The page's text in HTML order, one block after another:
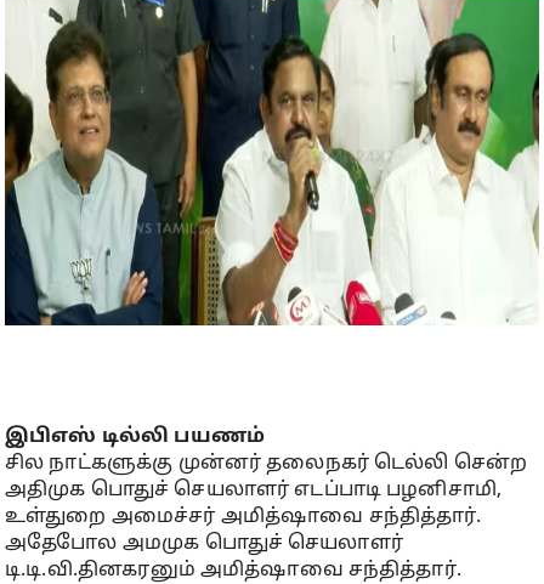
இபிஎஸ் டில்லி பயணம்
சில நாட்களுக்கு முன்னர் தலைநகர் டெல்லி சென்ற
அதிமுக பொதுச் செயலாளர் எடப்பாடி பழனிசாமி,
உள்துறை அமைச்சர் அமித்ஷாவை சந்தித்தார்.
அதேபோல அமமுக பொதுச் செயலாளர்
டி.டி.வி.தினகரனும் அமித்ஷாவை சந்தித்தார்.